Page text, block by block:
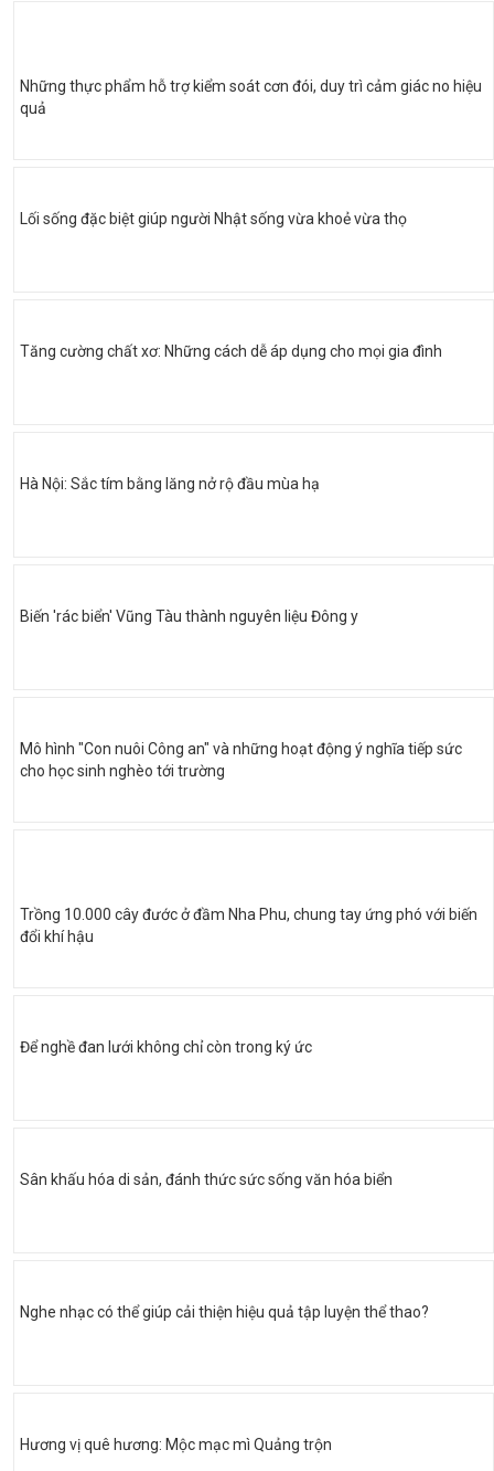
Những thực phẩm hỗ trợ kiểm soát cơn đói, duy trì cảm giác no hiệu
quả
Lối sống đặc biệt giúp người Nhật sống vừa khoẻ vừa thọ
Tăng cường chất xơ: Những cách dễ áp dụng cho mọi gia đình
Hà Nội: Sắc tím bằng lăng nở rộ đầu mùa hạ
Biến 'rác biển' Vũng Tàu thành nguyên liệu Đông y
Mô hình "Con nuôi Công an" và những hoạt động ý nghĩa tiếp sức
cho học sinh nghèo tới trường
Trồng 10.000 cây đước ở đầm Nha Phu, chung tay ứng phó với biến
đổi khí hậu
Để nghề đan lưới không chỉ còn trong ký ức
Sân khấu hóa di sản, đánh thức sức sống văn hóa biển
Nghe nhạc có thể giúp cải thiện hiệu quả tập luyện thể thao?
Hương vị quê hương: Mộc mạc mì Quảng trộn